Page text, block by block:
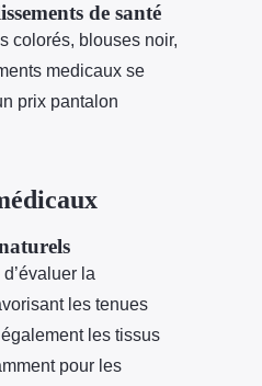
de santé
colorés, blouses noir,
medicaux se
prix pantalon
la
les tenues
les tissus
pour les